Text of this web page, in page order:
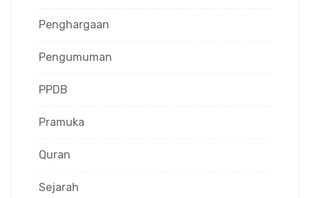
Penghargaan
Pengumuman
PPDB
Pramuka
Quran
Sejarah